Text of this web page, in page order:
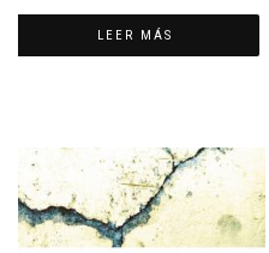
LEER MÁS